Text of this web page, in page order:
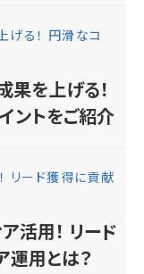
果を上げる！
ントをご紹介
活用！ リード
運用とは？